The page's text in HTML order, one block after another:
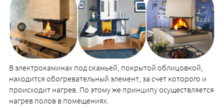
В электрокаминах под скамьей, покрытой облицовкой,
находится обогревательный элемент, за счет которого и
происходит нагрев. По этому же принципу осуществляется
нагрев полов в помещениях.